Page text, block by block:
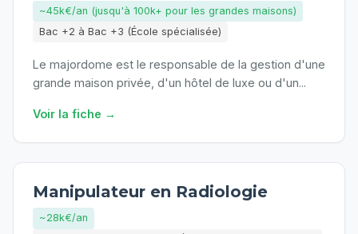
~45k€/an (jusqu'à 100k+ pour les grandes maisons)
Bac +2 à Bac +3 (École spécialisée)
Le majordome est le responsable de la gestion d'une
grande maison privée, d'un hôtel de luxe ou d'un...
Voir la fiche →
Manipulateur en Radiologie
~28k€/an